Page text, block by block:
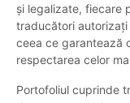
și legalizate, fiecare
traducători autorizați
ceea ce garantează
respectarea celor
Portofoliul cuprinde